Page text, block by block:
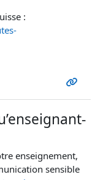
:
enseignement,
sensible